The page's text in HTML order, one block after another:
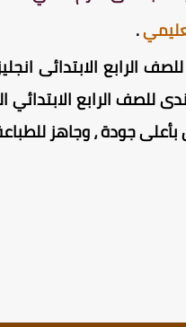
.
الرابع الابتدائى
جودة ، وجاهز